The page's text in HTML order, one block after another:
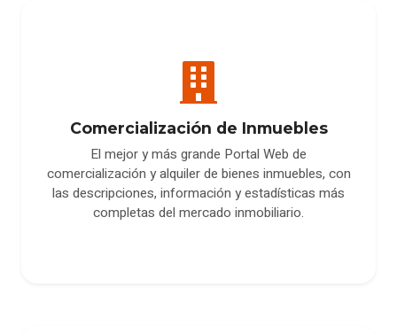
Comercialización de Inmuebles
El mejor y más grande Portal Web de
comercialización y alquiler de bienes inmuebles, con
las descripciones, información y estadísticas más
completas del mercado inmobiliario.